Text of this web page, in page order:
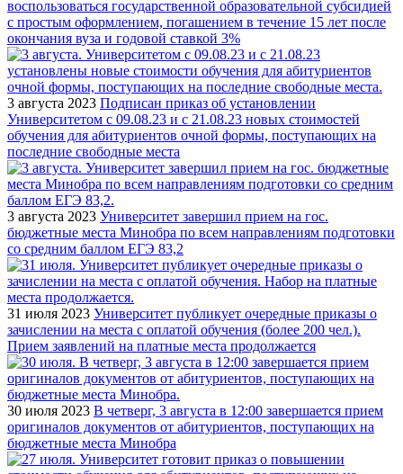
воспользоваться государственной образовательной субсидией
с простым оформлением, погашением в течение 15 лет после
окончания вуза и годовой ставкой 3%
3 августа 2023 Подписан приказ об установлении
Университетом с 09.08.23 и с 21.08.23 новых стоимостей
обучения для абитуриентов очной формы, поступающих на
последние свободные места
3 августа 2023 Университет завершил прием на гос.
бюджетные места Минобра по всем направлениям подготовки
со средним баллом ЕГЭ 83,2
31 июля 2023 Университет публикует очередные приказы о
зачислении на места с оплатой обучения (более 200 чел.).
Прием заявлений на платные места продолжается
30 июля 2023 В четверг, 3 августа в 12:00 завершается прием
оригиналов документов от абитуриентов, поступающих на
бюджетные места Минобра